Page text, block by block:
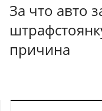
За что авто
причина